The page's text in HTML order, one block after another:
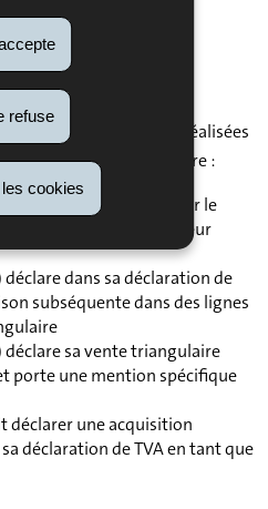
refuse
cookies
suivantes doivent être réalisées
du régime triangulaire :
par le premier (A) ou par le
un tiers agissant pour leur
dans sa déclaration de
subséquente dans des lignes
déclare sa vente triangulaire
porte une mention spécifique
déclarer une acquisition
déclaration de TVA en tant que